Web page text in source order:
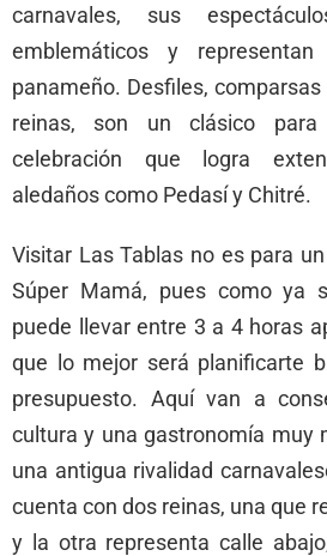
carnavales, sus
emblemáticos y
panameño. Desfiles,
reinas, son un clásico
celebración que logra
aledaños como Pedasí y Chitré.
Visitar Las Tablas no es para
Súper Mamá, pues como ya
puede llevar entre 3 a 4 horas
que lo mejor será planificarte
presupuesto. Aquí van a
cultura y una gastronomía muy
una antigua rivalidad
cuenta con dos reinas, una que
y la otra representa calle